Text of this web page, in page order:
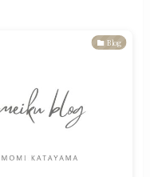
Blog